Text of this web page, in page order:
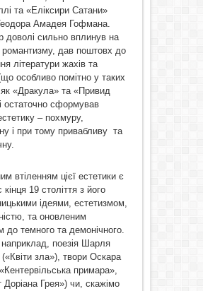
та «Еліксири Сатани»
Амадея Гофмана.
доволі сильно вплинув на
романтизму, дав поштовх до
літератури жахів та
особливо помітно у таких
«Дракула» та «Привид
остаточно сформував
– похмуру,
і при тому привабливу та
втіленням цієї естетики є
19 століття з його
ідеями, естетизмом,
та оновленим
до темного та демонічного.
поезія Шарля
зла»), твори Оскара
примара»,
Доріана Грея») чи, скажімо